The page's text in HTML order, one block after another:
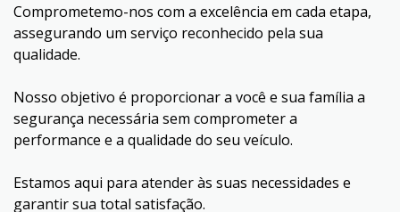
Comprometemo-nos com a excelência em cada etapa,
assegurando um serviço reconhecido pela sua
qualidade.
Nosso objetivo é proporcionar a você e sua família a
segurança necessária sem comprometer a
performance e a qualidade do seu veículo.
Estamos aqui para atender às suas necessidades e
garantir sua total satisfação.